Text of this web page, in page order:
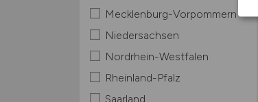
Mecklenburg-Vorpommern
Niedersachsen
Nordrhein-Westfalen
Rheinland-Pfalz
Saarland